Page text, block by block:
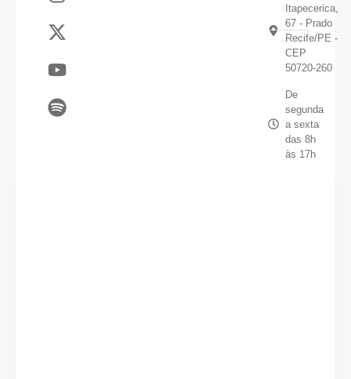
Itapecerica,
67 - Prado
Recife/PE -
CEP
50720-260
De
segunda
a sexta
das 8h
às 17h